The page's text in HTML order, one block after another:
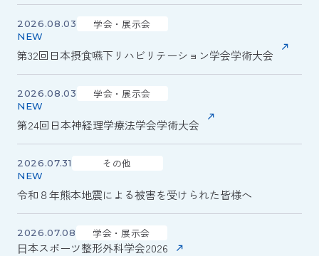
2026.08.03 学会・展示会
第32回日本摂食嚥下リハビリテーション学会学術大会
2026.08.03 学会・展示会
第24回日本神経理学療法学会学術大会
2026.07.31 その他
令和８年熊本地震による被害を受けられた皆様へ
2026.07.08 学会・展示会
⽇本スポーツ整形外科学会2026